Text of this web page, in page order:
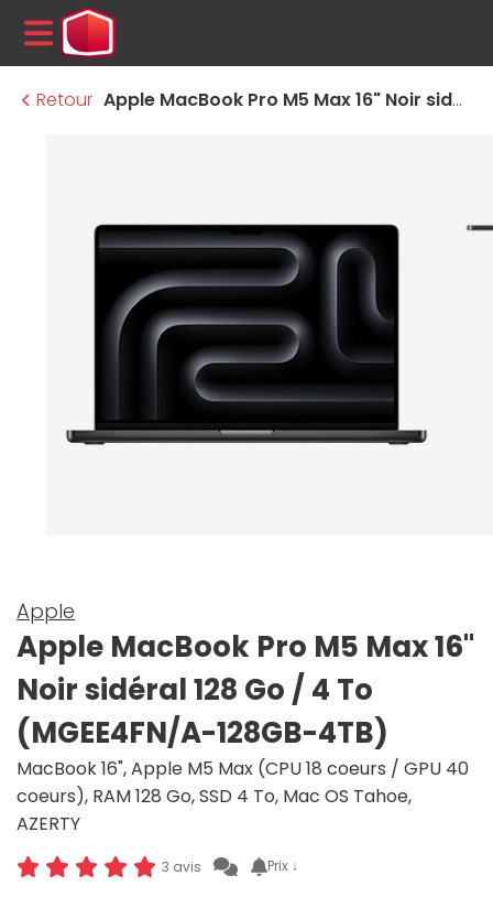
MENU
Retour
Apple MacBook Pro M5 Max 16" Noir sidéral 128 Go / 4 To (MGEE4FN/A-128GB-4TB)
Apple
Apple MacBook Pro M5 Max 16"
Noir sidéral 128 Go / 4 To
(MGEE4FN/A-128GB-4TB)
MacBook 16", Apple M5 Max (CPU 18 coeurs / GPU 40
coeurs), RAM 128 Go, SSD 4 To, Mac OS Tahoe,
AZERTY
3 avis Prix ↓